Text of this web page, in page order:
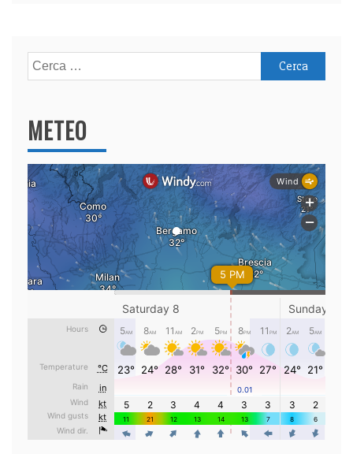
Ricerca
per:
METEO